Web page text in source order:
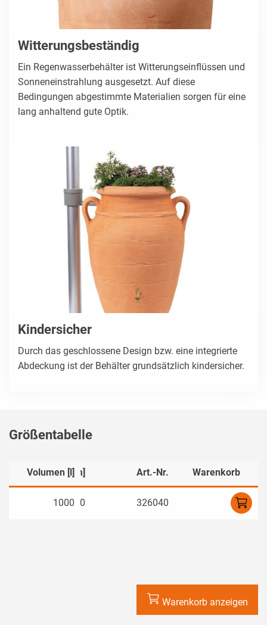
Witterungsbeständig
Ein Regenwasserbehälter ist Witterungseinflüssen und
Sonneneinstrahlung ausgesetzt. Auf diese
Bedingungen abgestimmte Materialien sorgen für eine
lang anhaltend gute Optik.
Kindersicher
Durch das geschlossene Design bzw. eine integrierte
Abdeckung ist der Behälter grundsätzlich kindersicher.
Größentabelle
Volumen [l]
1000
Länge/Tiefe [mm] Art.-Nr. Warenkorb
800 326040
Warenkorb anzeigen